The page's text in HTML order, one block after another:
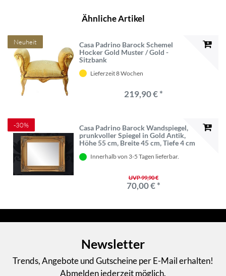
Ähnliche Artikel
Neuheit
Casa Padrino Barock Schemel
Hocker Gold Muster / Gold -
Sitzbank
Lieferzeit 8 Wochen
219,90 € *
-30%
Casa Padrino Barock Wandspiegel,
prunkvoller Spiegel in Gold Antik,
Höhe 55 cm, Breite 45 cm, Tiefe 4 cm
Innerhalb von 3-5 Tagen lieferbar.
UVP 99,90 €
70,00 € *
Newsletter
Trends, Angebote und Gutscheine per E-Mail erhalten!
Abmelden jederzeit möglich.